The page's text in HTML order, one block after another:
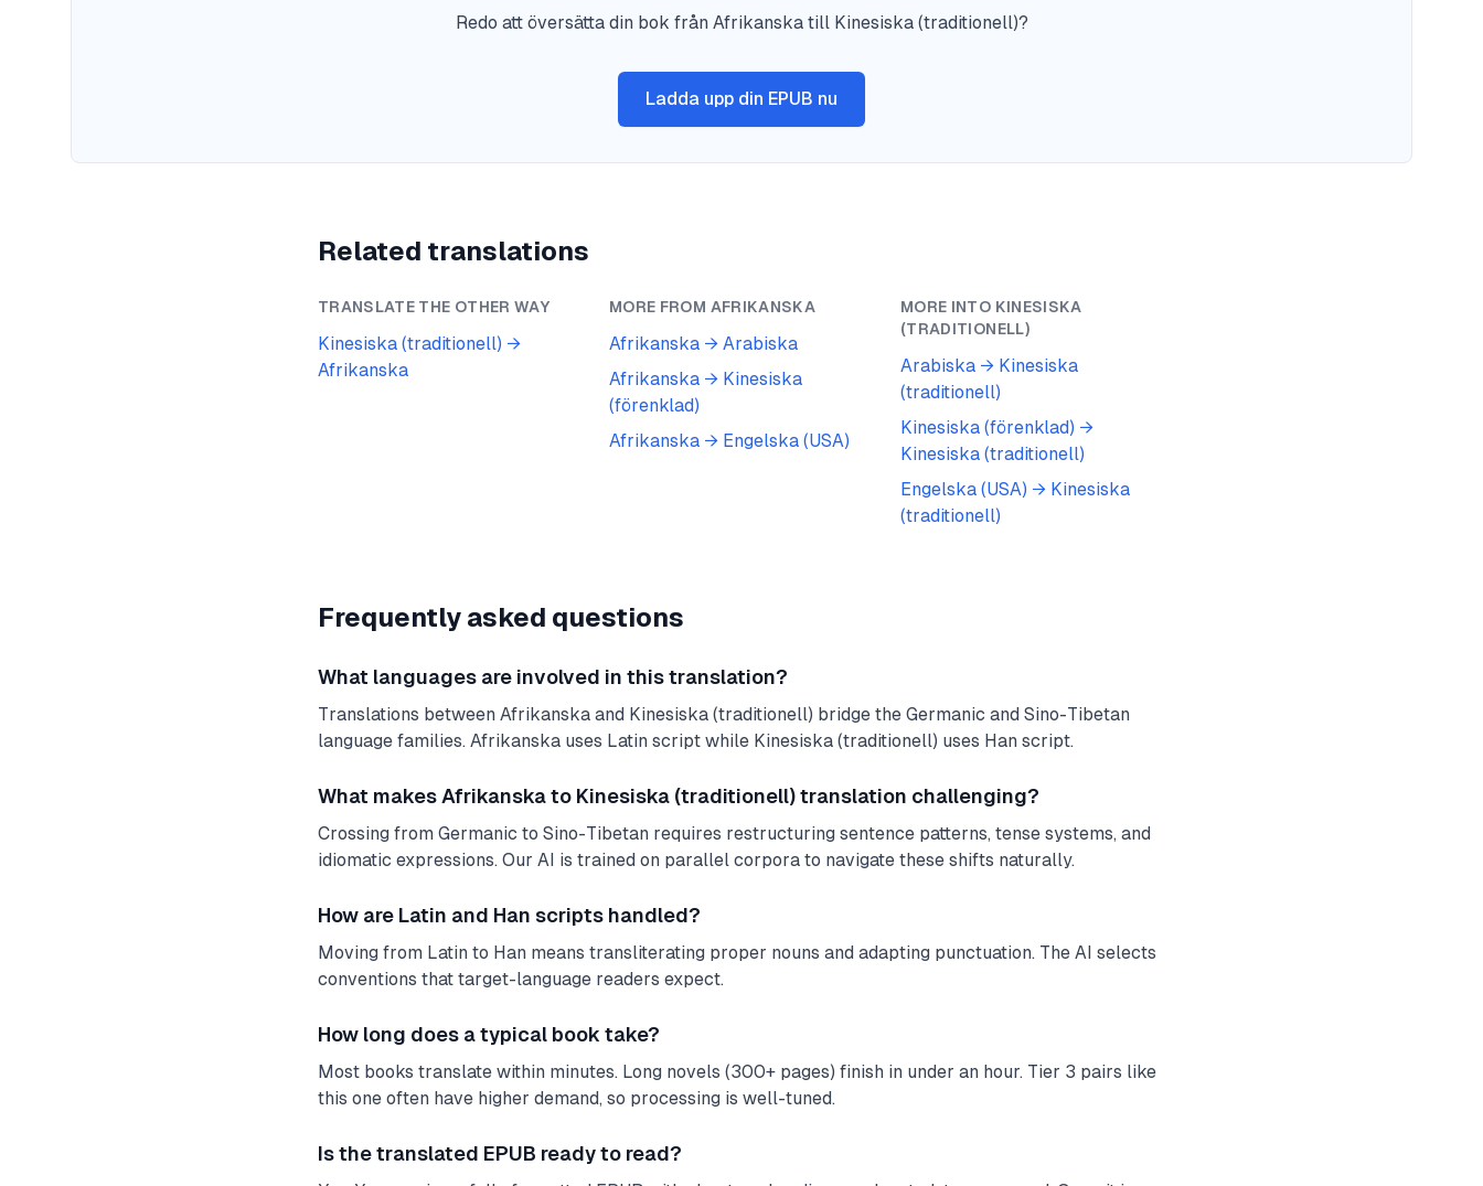
Redo att översätta din bok från Afrikanska till Kinesiska (traditionell)?
Ladda upp din EPUB nu
Related translations
TRANSLATE THE OTHER WAY
Kinesiska (traditionell) →
Afrikanska
MORE FROM AFRIKANSKA
Afrikanska → Arabiska
Afrikanska → Kinesiska
(förenklad)
Afrikanska → Engelska (USA)
MORE INTO KINESISKA
(TRADITIONELL)
Arabiska → Kinesiska
(traditionell)
Kinesiska (förenklad) →
Kinesiska (traditionell)
Engelska (USA) → Kinesiska
(traditionell)
Frequently asked questions
What languages are involved in this translation?
Translations between Afrikanska and Kinesiska (traditionell) bridge the Germanic and Sino-Tibetan
language families. Afrikanska uses Latin script while Kinesiska (traditionell) uses Han script.
What makes Afrikanska to Kinesiska (traditionell) translation challenging?
Crossing from Germanic to Sino-Tibetan requires restructuring sentence patterns, tense systems, and
idiomatic expressions. Our AI is trained on parallel corpora to navigate these shifts naturally.
How are Latin and Han scripts handled?
Moving from Latin to Han means transliterating proper nouns and adapting punctuation. The AI selects
conventions that target-language readers expect.
How long does a typical book take?
Most books translate within minutes. Long novels (300+ pages) finish in under an hour. Tier 3 pairs like
this one often have higher demand, so processing is well-tuned.
Is the translated EPUB ready to read?